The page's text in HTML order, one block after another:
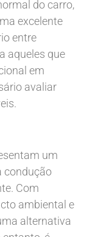
do carro,
excelente
entre
aqueles que
em
avaliar
um
condução
Com
ambiental e
alternativa